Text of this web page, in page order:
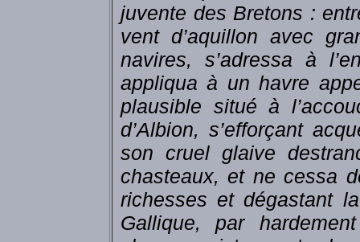
juvente des Bretons :
vent d’aquillon avec
navires, s’adressa à
appliqua à un havre
plausible situé à
d’Albion, s’efforçant
son cruel glaive
chasteaux, et ne cessa
richesses et dégastant
Gallique, par